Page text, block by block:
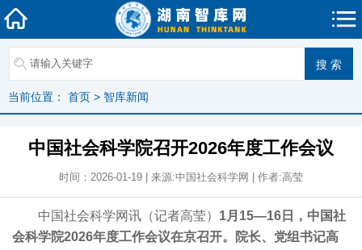
当前位置： 首页 > 智库新闻
中国社会科学院召开2026年度工作会议
时间：2026-01-19 | 来源:中国社会科学网 | 作者:高莹
中国社会科学网讯（记者高莹） 1月15—16日，中国社
会科学院2026年度工作会议在京召开。院长、党组书记高